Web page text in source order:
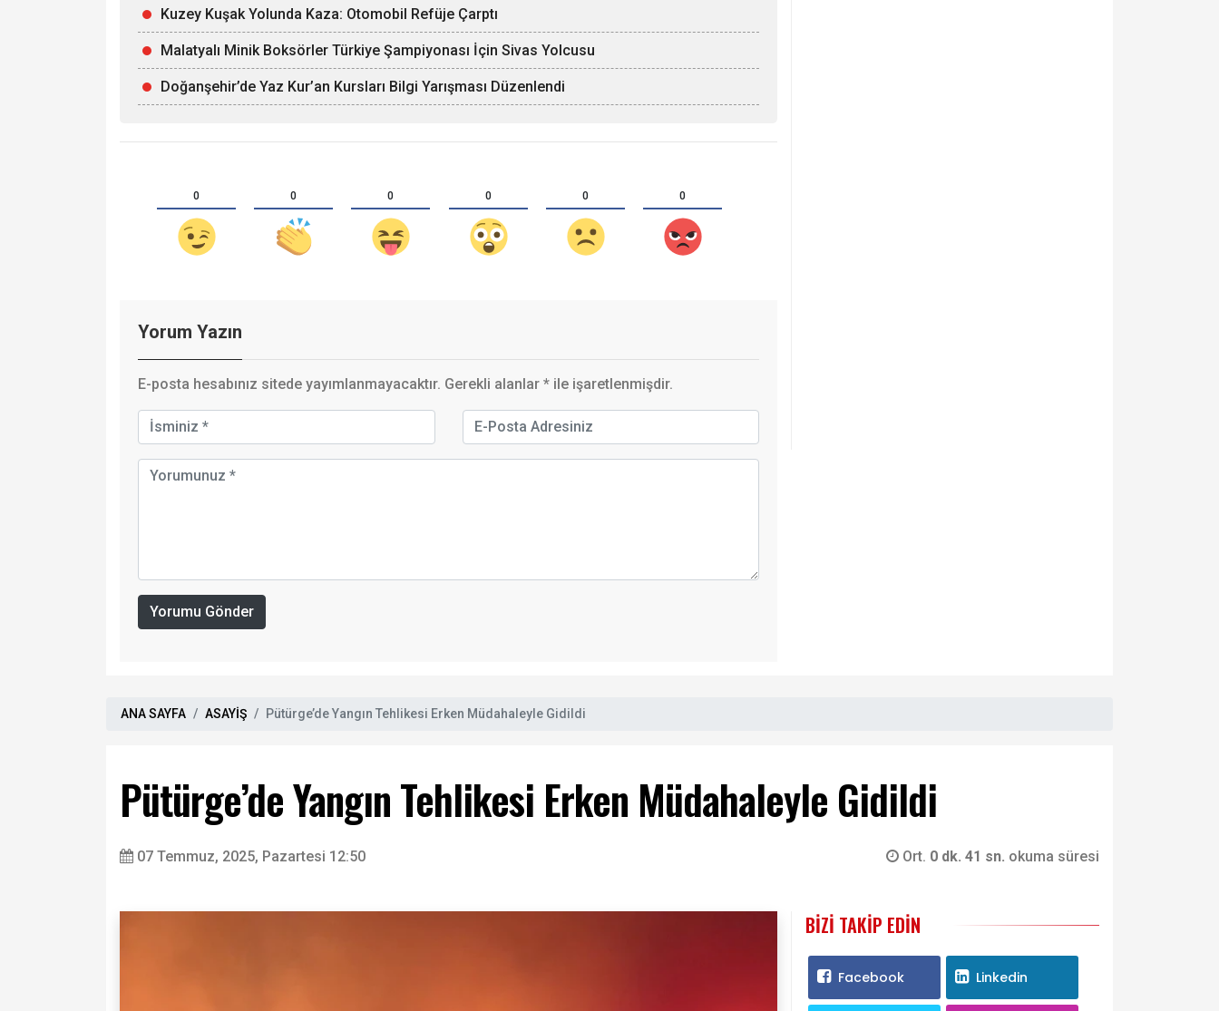
Kuzey Kuşak Yolunda Kaza: Otomobil Refüje Çarptı
Malatyalı Minik Boksörler Türkiye Şampiyonası İçin Sivas Yolcusu
Doğanşehir’de Yaz Kur’an Kursları Bilgi Yarışması Düzenlendi
0 0 0 0 0 0
Yorum Yazın
E-posta hesabınız sitede yayımlanmayacaktır. Gerekli alanlar * ile işaretlenmişdir.
Yorumu Gönder
ANA SAYFA ASAYİŞ Pütürge’de Yangın Tehlikesi Erken Müdahaleyle Gidildi
Pütürge’de Yangın Tehlikesi Erken Müdahaleyle Gidildi
07 Temmuz, 2025, Pazartesi 12:50 Ort. 0 dk. 41 sn. okuma süresi
BIZI TAKIP EDIN
Facebook Linkedin